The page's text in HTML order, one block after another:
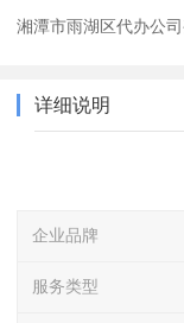
湘潭市雨湖区代办公
详细说明
企业品牌
服务类型